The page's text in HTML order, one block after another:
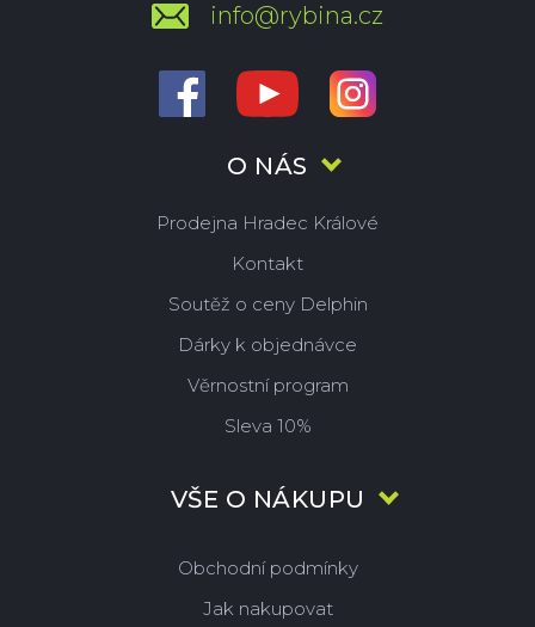
O NÁS
Prodejna Hradec Králové
Kontakt
Soutěž o ceny Delphin
Dárky k objednávce
Věrnostní program
Sleva 10%
VŠE O NÁKUPU
Obchodní podmínky
Jak nakupovat
info@rybina.cz